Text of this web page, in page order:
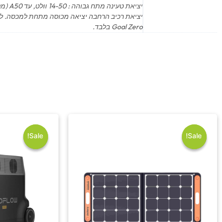
יציאת טעינה מתח גבוהה : 14-50 וולט, עד A50 (מקסימום W600)
יציאת רכיב הרחבה יציאה מכוסה מתחת למכסה.
Goal Zero בלבד.
Sale!
Sale!
Sale!
Sale!